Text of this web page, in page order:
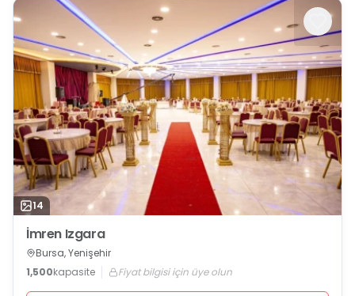
14
İmren Izgara
Bursa, Yenişehir
1,500kapasite Fiyat bilgisi için üye olun